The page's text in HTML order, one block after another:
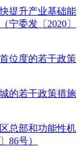
提升产业基础能
宁委发〔2020〕
位度的若干政策
的若干政策措施
总部和功能性机
86号）